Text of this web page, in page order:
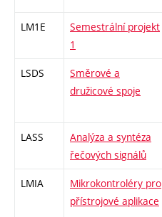
LM1E
Semestrální projekt
1
LSDS
Směrové a
družicové spoje
LASS
Analýza a syntéza
řečových signálů
LMIA
Mikrokontroléry pro
přístrojové aplikace